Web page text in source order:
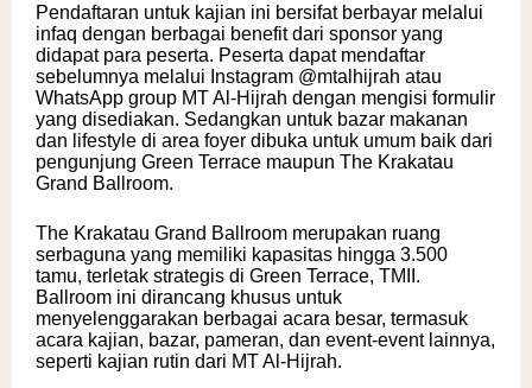
Pendaftaran untuk kajian ini bersifat berbayar melalui
infaq dengan berbagai benefit dari sponsor yang
didapat para peserta. Peserta dapat mendaftar
sebelumnya melalui Instagram @mtalhijrah atau
WhatsApp group MT Al-Hijrah dengan mengisi formulir
yang disediakan. Sedangkan untuk bazar makanan
dan lifestyle di area foyer dibuka untuk umum baik dari
pengunjung Green Terrace maupun The Krakatau
Grand Ballroom.
The Krakatau Grand Ballroom merupakan ruang
serbaguna yang memiliki kapasitas hingga 3.500
tamu, terletak strategis di Green Terrace, TMII.
Ballroom ini dirancang khusus untuk
menyelenggarakan berbagai acara besar, termasuk
acara kajian, bazar, pameran, dan event-event lainnya,
seperti kajian rutin dari MT Al-Hijrah.